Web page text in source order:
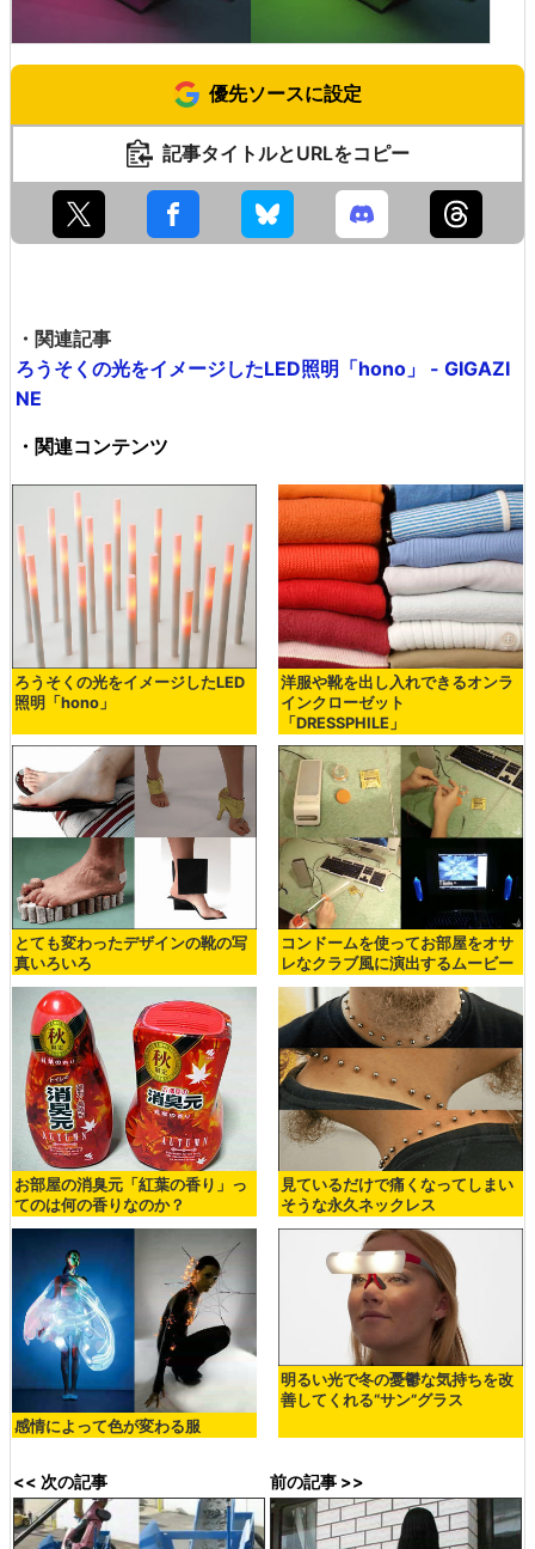
優先ソースに設定
記事タイトルとURLをコピー
・関連記事
ろうそくの光をイメージしたLED照明「hono」 - GIGAZI
NE
・関連コンテンツ
ろうそくの光をイメージしたLED
照明「hono」
洋服や靴を出し入れできるオンラ
インクローゼット
「DRESSPHILE」
とても変わったデザインの靴の写
真いろいろ
コンドームを使ってお部屋をオサ
レなクラブ風に演出するムービー
お部屋の消臭元「紅葉の香り」っ
てのは何の香りなのか？
見ているだけで痛くなってしまい
そうな永久ネックレス
感情によって色が変わる服
明るい光で冬の憂鬱な気持ちを改
善してくれる“サン”グラス
<< 次の記事 前の記事 >>